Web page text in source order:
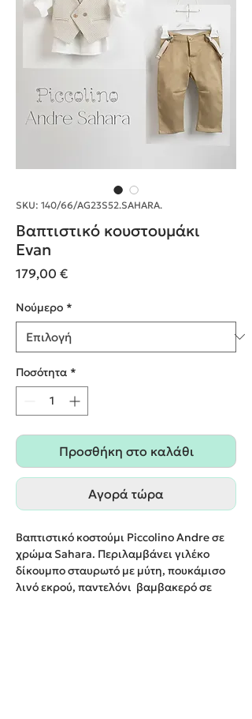
SKU: 140/66/AG23S52.SAHARA.
Βαπτιστικό κουστουμάκι
Evan
179,00 €Τιμή
Nούμερο *
Ποσότητα *
Προσθήκη στο καλάθι
Αγορά τώρα
Βαπτιστικό κοστούμι Piccolino Andre σε
χρώμα Sahara. Περιλαμβάνει γιλέκο
δίκουμπο σταυρωτό με μύτη, πουκάμισο
λινό εκρού, παντελόνι βαμβακερό σε